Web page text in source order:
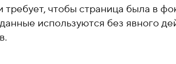
требует, чтобы страница была в
используются без явного